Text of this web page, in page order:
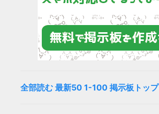
全部読む 最新50 1-100 掲示板トップ